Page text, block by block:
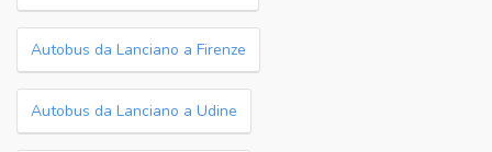
Autobus da Lanciano a Firenze
Autobus da Lanciano a Udine